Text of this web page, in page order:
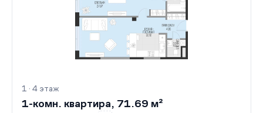
1 · 4 этаж
1-комн. квартира, 71.69 м²